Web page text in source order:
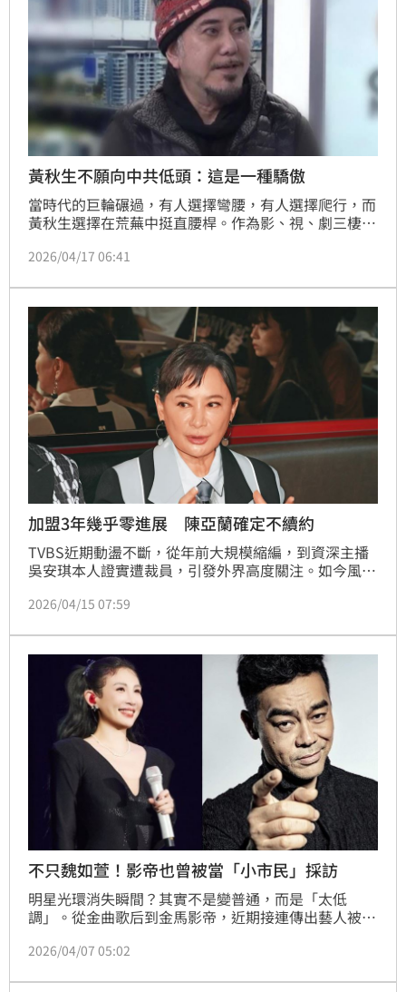
黃秋生不願向中共低頭：這是一種驕傲
當時代的巨輪碾過，有人選擇彎腰，有人選擇爬行，而
黃秋生選擇在荒蕪中挺直腰桿。作為影、視、劇三棲的
強權低頭而遭到打壓，演藝事業被迫停滯。面對消失的
種方式安放靈魂。他淡然表示，儘管世道混亂，但自己
依然能維持風骨、直立行走，這不僅是對命運的抗議，
更是一名創作者最溫柔的驕傲。（記者唐家興）
2026/04/17 06:41
加盟3年幾乎零進展 陳亞蘭確定不續約
TVBS近期動盪不斷，從年前大規模縮編，到資深主播
吳安琪本人證實遭裁員，引發外界高度關注。如今風暴
約即將到期，確定不續約，成為這波人事震盪中最受矚
2026/04/15 07:59
不只魏如萱！影帝也曾被當「小市民」採訪
明星光環消失瞬間？其實不是變普通，而是「太低
調」。從金曲歌后到金馬影帝，近期接連傳出藝人被當
熱議，再度掀起網友討論「巨星變路人」的反差魅力。
2026/04/07 05:02